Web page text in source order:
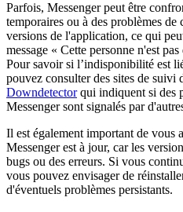
Parfois, Messenger peut être
temporaires ou à des problèmes
versions de l'application, ce qui
message « Cette personne n'est
Pour savoir si l’indisponibilité est
pouvez consulter des sites de suivi
Downdetectorqui indiquent si des
Messenger sont signalés par
Il est également important de vous
Messenger est à jour, car les
bugs ou des erreurs. Si vous
vous pouvez envisager de
d'éventuels problèmes persistants.